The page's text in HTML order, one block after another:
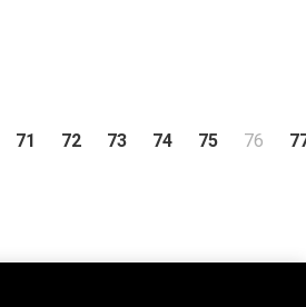
71 72 73 74 75 76